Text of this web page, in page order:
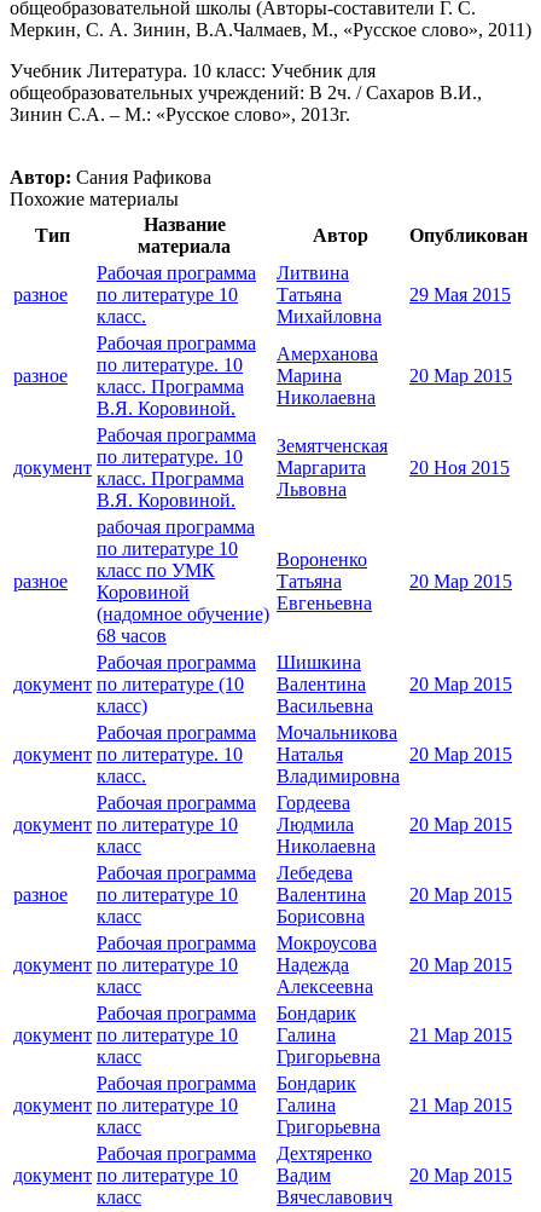
общеобразовательной школы (Авторы-составители Г. С.
Меркин, С. А. Зинин, В.А.Чалмаев, М., «Русское слово», 2011)
Учебник Литература. 10 класс: Учебник для
общеобразовательных учреждений: В 2ч. / Сахаров В.И.,
Зинин С.А. – М.: «Русское слово», 2013г.
Автор: Сания Рафикова
Похожие материалы
Тип
Название
материала
Автор Опубликован
разное
Рабочая программа
по литературе 10
класс.
Литвина
Татьяна
Михайловна
29 Мая 2015
разное
Рабочая программа
по литературе. 10
класс. Программа
В.Я. Коровиной.
Амерханова
Марина
Николаевна
20 Мар 2015
документ
Рабочая программа
по литературе. 10
класс. Программа
В.Я. Коровиной.
Земятченская
Маргарита
Львовна
20 Ноя 2015
разное
рабочая программа
по литературе 10
класс по УМК
Коровиной
(надомное обучение)
68 часов
Вороненко
Татьяна
Евгеньевна
20 Мар 2015
документ
Рабочая программа
по литературе (10
класс)
Шишкина
Валентина
Васильевна
20 Мар 2015
документ
Рабочая программа
по литературе. 10
класс.
Мочальникова
Наталья
Владимировна
20 Мар 2015
документ
Рабочая программа
по литературе 10
класс
Гордеева
Людмила
Николаевна
20 Мар 2015
разное
Рабочая программа
по литературе 10
класс
Лебедева
Валентина
Борисовна
20 Мар 2015
документ
Рабочая программа
по литературе 10
класс
Мокроусова
Надежда
Алексеевна
20 Мар 2015
документ
Рабочая программа
по литературе 10
класс
Бондарик
Галина
Григорьевна
21 Мар 2015
документ
Рабочая программа
по литературе 10
класс
Бондарик
Галина
Григорьевна
21 Мар 2015
документ
Рабочая программа
по литературе 10
класс
Дехтяренко
Вадим
Вячеславович
20 Мар 2015